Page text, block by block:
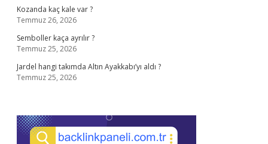
Kozanda kaç kale var ?
Temmuz 26, 2026
Semboller kaça ayrılır ?
Temmuz 25, 2026
Jardel hangi takımda Altın Ayakkabı’yı aldı ?
Temmuz 25, 2026